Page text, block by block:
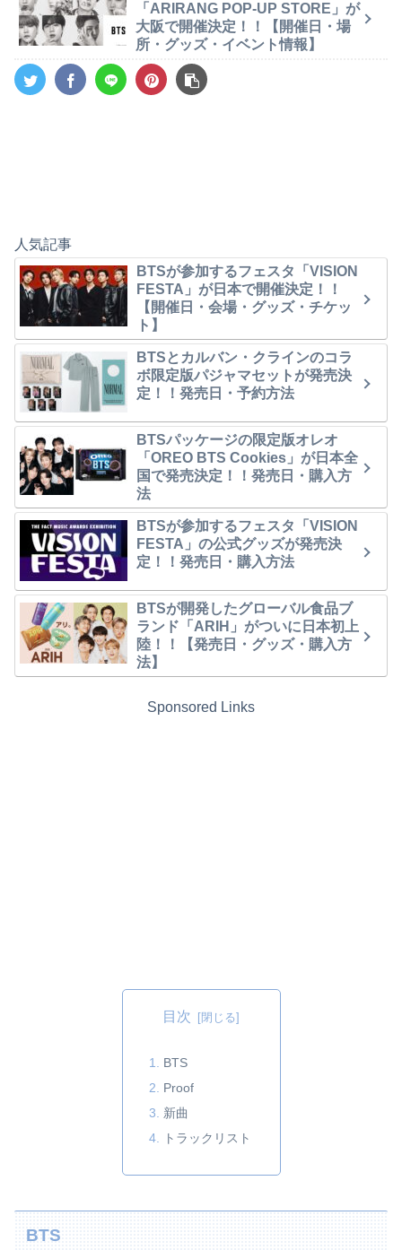
「ARIRANG POP-UP STORE」が
大阪で開催決定！！【開催日・場
所・グッズ・イベント情報】
人気記事
BTSが参加するフェスタ「VISION
FESTA」が日本で開催決定！！
【開催日・会場・グッズ・チケッ
ト】
BTSとカルバン・クラインのコラ
ボ限定版パジャマセットが発売決
定！！発売日・予約方法
BTSパッケージの限定版オレオ
「OREO BTS Cookies」が日本全
国で発売決定！！発売日・購入方
法
BTSが参加するフェスタ「VISION
FESTA」の公式グッズが発売決
定！！発売日・購入方法
BTSが開発したグローバル食品ブ
ランド「ARIH」がついに日本初上
陸！！【発売日・グッズ・購入方
法】
Sponsored Links
目次
BTS
Proof
新曲
トラックリスト
BTS